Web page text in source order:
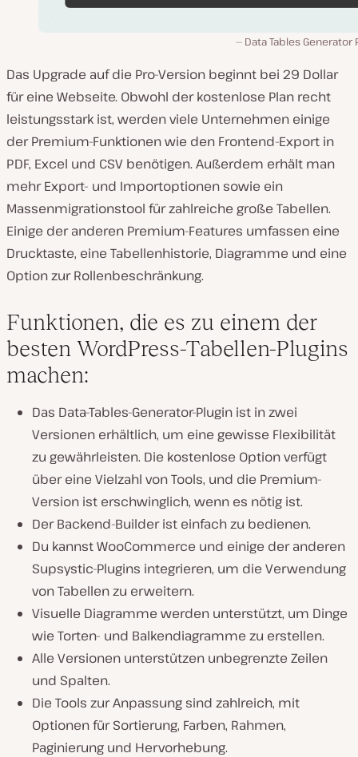
Data Tables Generator
Das Upgrade auf die Pro-Version beginnt bei 29 Dollar
für eine Webseite. Obwohl der kostenlose Plan recht
leistungsstark ist, werden viele Unternehmen einige
der Premium-Funktionen wie den Frontend-Export in
PDF, Excel und CSV benötigen. Außerdem erhält man
mehr Export- und Importoptionen sowie ein
Massenmigrationstool für zahlreiche große Tabellen.
Einige der anderen Premium-Features umfassen eine
Drucktaste, eine Tabellenhistorie, Diagramme und eine
Option zur Rollenbeschränkung.
Funktionen, die es zu einem der
besten WordPress-Tabellen-Plugins
machen:
Das Data-Tables-Generator-Plugin ist in zwei
Versionen erhältlich, um eine gewisse Flexibilität
zu gewährleisten. Die kostenlose Option verfügt
über eine Vielzahl von Tools, und die Premium-
Version ist erschwinglich, wenn es nötig ist.
Der Backend-Builder ist einfach zu bedienen.
Du kannst WooCommerce und einige der anderen
Supsystic-Plugins integrieren, um die Verwendung
von Tabellen zu erweitern.
Visuelle Diagramme werden unterstützt, um Dinge
wie Torten- und Balkendiagramme zu erstellen.
Alle Versionen unterstützen unbegrenzte Zeilen
und Spalten.
Die Tools zur Anpassung sind zahlreich, mit
Optionen für Sortierung, Farben, Rahmen,
Paginierung und Hervorhebung.